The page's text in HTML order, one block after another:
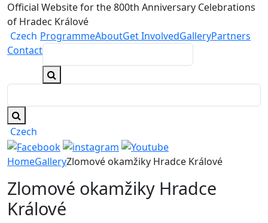
Official Website for the 800th Anniversary Celebrations
of Hradec Králové
Czech ProgrammeAboutGet InvolvedGalleryPartners
Contact
Czech
HomeGalleryZlomové okamžiky Hradce Králové
Zlomové okamžiky Hradce
Králové